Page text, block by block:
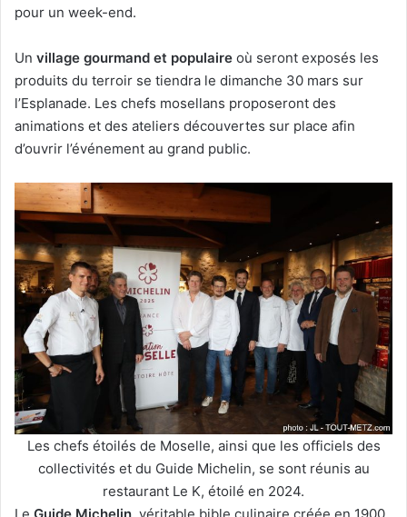
pour un week-end.
Un village gourmand et populaire où seront exposés les
produits du terroir se tiendra le dimanche 30 mars sur
l’Esplanade. Les chefs mosellans proposeront des
animations et des ateliers découvertes sur place afin
d’ouvrir l’événement au grand public.
Les chefs étoilés de Moselle, ainsi que les officiels des
collectivités et du Guide Michelin, se sont réunis au
restaurant Le K, étoilé en 2024.